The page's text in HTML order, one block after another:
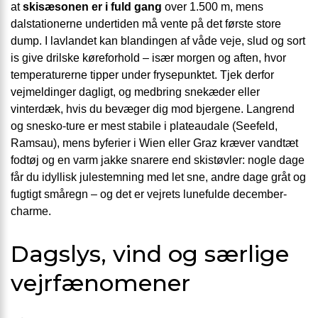
atskisæsonen er i fuld gang over 1.500 m, mens
dalstationerne undertiden må vente på det første store
dump. I lavlandet kan blandingen af våde veje, slud og sort
is give drilske køreforhold – især morgen og aften, hvor
temperaturerne tipper under frysepunktet. Tjek derfor
vejmeldinger dagligt, og medbring snekæder eller
vinterdæk, hvis du bevæger dig mod bjergene. Langrend
og snesko-ture er mest stabile i plateaudale (Seefeld,
Ramsau), mens byferier i Wien eller Graz kræver vandtæt
fodtøj og en varm jakke snarere end skistøvler: nogle dage
får du idyllisk julestemning med let sne, andre dage gråt og
fugtigt småregn – og det er vejrets lunefulde december-
charme.
Dagslys, vind og særlige
vejrfænomener